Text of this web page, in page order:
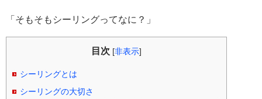
「そもそもシーリングってなに？」
目次 [非表示]
シーリングとは
シーリングの大切さ